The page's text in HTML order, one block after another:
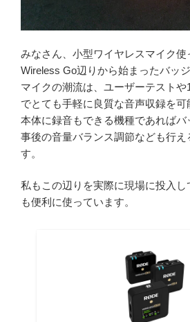
みなさん、小型ワイヤレスマイク
Wireless Go辺りから始まったバッ
マイクの潮流は、ユーザーテストや
でとても手軽に良質な音声収録を可
本体に録音もできる機種であればバ
事後の音量バランス調節なども行
す。
私もこの辺りを実際に現場に投入
も便利に使っています。